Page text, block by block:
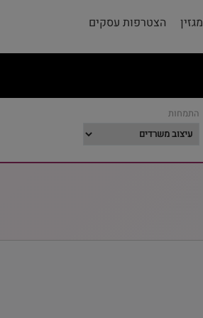
מגזין הצטרפות עסקים
התמחות